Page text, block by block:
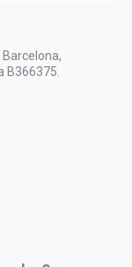
B366375.